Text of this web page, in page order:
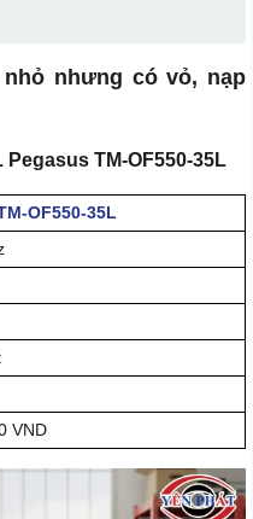
nhưng có vỏ, nạp
TM-OF550-35L
OF550-35L
VND